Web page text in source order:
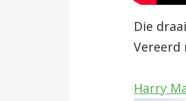
Die
Vereerd
Harry